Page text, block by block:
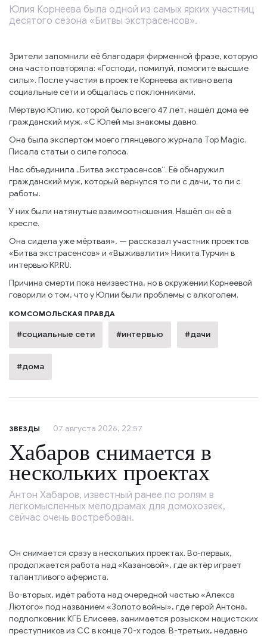
Юлия Корнеева была одной из самых ярких участниц
десятого сезона «Битвы экстрасенсов».
Зрители запомнили её благодаря фирменной фразе, которую
она часто повторяла: «Господи, помилуй, помогите высшие
силы». После участия в проекте Корнеева активно вела
социальные сети и общалась с поклонниками.
Мёртвую Юлию, которой было всего 47 лет, нашёл дома её
гражданский муж. «С Юлей мы знакомы давно.
Она была экспертом моего глянцевого журнала Top Magic.
Писала статьи о силе голоса.
Нас объединила „Битва экстрасенсов“. Её обнаружил
гражданский муж, который вернулся то ли с дачи, то ли с
работы.
У них были натянутые взаимоотношения. Нашёл он её в
кресле.
Она сидела уже мёртвая», — рассказал участник проектов
«Битва экстрасенсов» и «Выживалити» Никита Турчин в
интервью KP.RU.
Причина смерти пока неизвестна, но в окружении Корнеевой
говорили о том, что у Юлии были проблемы с алкоголем.
КОМСОМОЛЬСКАЯ ПРАВДА
#социальные сети #интервью #дачи
#дома
ЗВЕЗДЫ 07 августа 2026, 22:57
Хабаров снимается в
нескольких проектах
Антон Хабаров, известный ранее по ролям в
легкомысленных мелодрамах для домохозяек,
сейчас очень востребован.
Он снимается сразу в нескольких проектах. Во-первых,
продолжается работа над «Казановой», где актёр играет
талантливого афериста.
Во-вторых, идёт работа над очередной частью «Алекса
Лютого» под названием «Золото войны», где герой Антона,
подполковник КГБ Елисеев, занимается розыском нацистских
преступников из СС в конце 70-х годов. В-третьих, недавно